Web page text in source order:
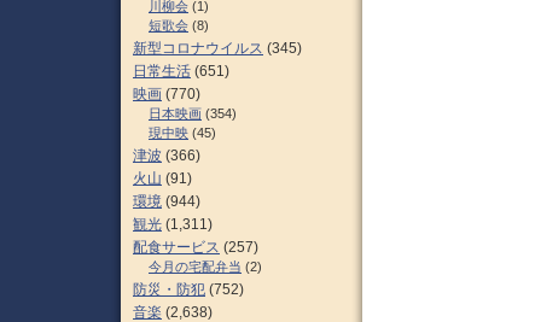
川柳会 (1)
短歌会 (8)
新型コロナウイルス (345)
日常生活 (651)
映画 (770)
日本映画 (354)
現中映 (45)
津波 (366)
火山 (91)
環境 (944)
観光 (1,311)
配食サービス (257)
今月の宅配弁当 (2)
防災・防犯 (752)
音楽 (2,638)